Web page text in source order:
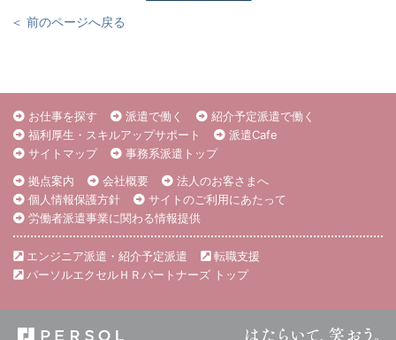
＜ 前のページへ戻る
お仕事を探す 派遣で働く
紹介予定派遣で働く
福利厚生・スキルアップサポート
派遣Cafe
サイトマップ
事務系派遣トップ
拠点案内
会社概要
法人のお客さまへ
個人情報保護方針
サイトのご利用にあたって
労働者派遣事業に関わる情報提供
エンジニア派遣・紹介予定派遣
転職支援
パーソルエクセルＨＲパートナーズ トップ